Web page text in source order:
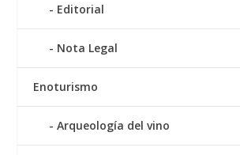
Editorial
Nota Legal
Enoturismo
Arqueología del vino